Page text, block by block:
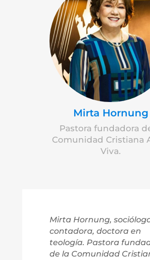
Mirta Hornung
Pastora fundadora
Comunidad Cristiana
Viva.
Mirta Hornung,
contadora, doctora en
teología. Pastora
de la Comunidad